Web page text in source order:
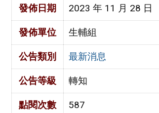
發佈日期 2023 年 11 月 28 日
發佈單位 生輔組
公告類別 最新消息
公告等級 轉知
點閱次數 587